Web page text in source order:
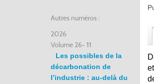
Autres numéros :
2026
Volume 26- 11
Les possibles de la
décarbonation de
l’industrie : au-delà du